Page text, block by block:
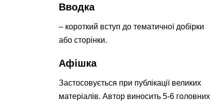
Вводка
– короткий вступ до тематичної добірки
або сторінки.
Афішка
Застосовується при публікації великих
матеріалів. Автор виносить 5-6 головних